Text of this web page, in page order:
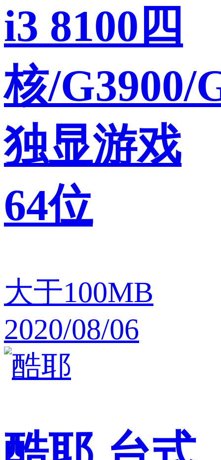
i3 8100四
核/G3900/
独显游戏
64位
大于100MB
2020/08/06